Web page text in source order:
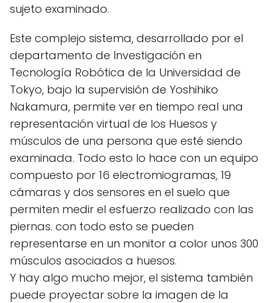
sujeto examinado.
Este complejo sistema, desarrollado por el
departamento de Investigación en
Tecnología Robótica de la Universidad de
Tokyo, bajo la supervisión de Yoshihiko
Nakamura, permite ver en tiempo real una
representación virtual de los Huesos y
músculos de una persona que esté siendo
examinada. Todo esto lo hace con un equipo
compuesto por 16 electromiogramas, 19
cámaras y dos sensores en el suelo que
permiten medir el esfuerzo realizado con las
piernas. con todo esto se pueden
representarse en un monitor a color unos 300
músculos asociados a huesos.
Y hay algo mucho mejor, el sistema también
puede proyectar sobre la imagen de la